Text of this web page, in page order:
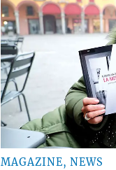
MAGAZINE, NEWS